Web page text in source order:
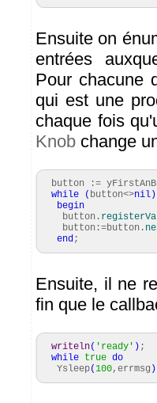
Ensuite on
entrées
Pour chacune
qui est une
chaque fois
Knob change
button :=
while
( button<>nil )
begin
button.
button:=button.
end;
Ensuite, il ne
fin que le
writeln( 'ready' ) ;
while true do
Ysleep(100,errmsg )